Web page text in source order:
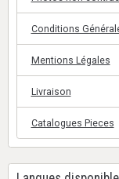
Conditions
Mentions Légales
Livraison
Catalogues Pieces